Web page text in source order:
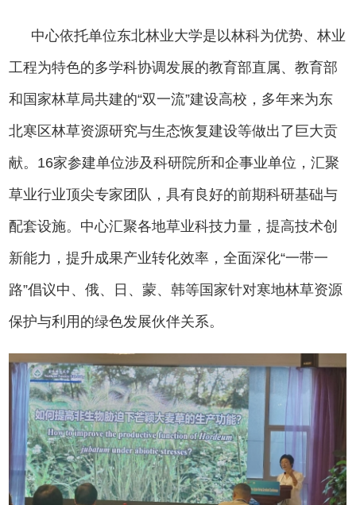
中心依托单位东北林业大学是以林科为优势、林业
工程为特色的多学科协调发展的教育部直属、教育部
和国家林草局共建的“双一流”建设高校，多年来为东
北寒区林草资源研究与生态恢复建设等做出了巨大贡
献。16家参建单位涉及科研院所和企事业单位，汇聚
草业行业顶尖专家团队，具有良好的前期科研基础与
配套设施。中心汇聚各地草业科技力量，提高技术创
新能力，提升成果产业转化效率，全面深化“一带一
路”倡议中、俄、日、蒙、韩等国家针对寒地林草资源
保护与利用的绿色发展伙伴关系。